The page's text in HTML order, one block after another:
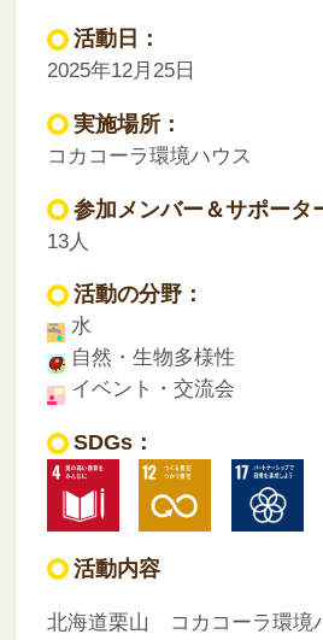
活動日：
2025年12月25日
実施場所：
コカコーラ環境ハウス
参加メンバー＆サポータ
13人
活動の分野：
水
自然・生物多様性
イベント・交流会
SDGs：
活動内容
北海道栗山 コカコーラ環境